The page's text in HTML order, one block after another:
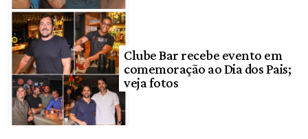
Clube Bar recebe evento em
comemoração ao Dia dos Pais;
veja fotos